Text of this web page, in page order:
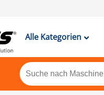
Alle Kategorien